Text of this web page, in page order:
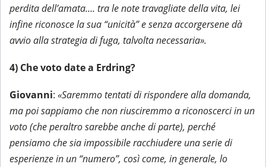
perdita dell’amata…. tra le note travagliate della vita, lei
infine riconosce la sua “unicità” e senza accorgersene dà
avvio alla strategia di fuga, talvolta necessaria».
4) Che voto date a Erdring?
Giovanni: «Saremmo tentati di rispondere alla domanda,
ma poi sappiamo che non riusciremmo a riconoscerci in un
voto (che peraltro sarebbe anche di parte), perché
pensiamo che sia impossibile racchiudere una serie di
esperienze in un “numero”, così come, in generale, lo